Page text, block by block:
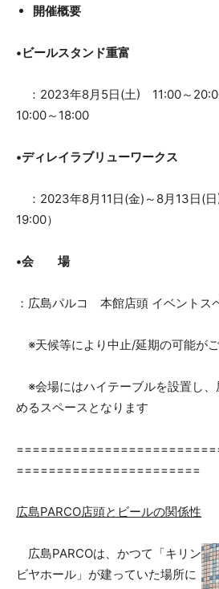
開催概要
•ビールスタンド重富
：2023年8月5日(土) 11:00～
10:00～18:00
•ディレイラブリューワークス
：2023年8月11日(金)～8月13日(
19:00）
•会 場
：広島パルコ 本館店頭 イベントス
※天候等により中止/延期の可能が
※会場にはハイテーブルを設置し、
めるスペースとなります
=======================
広島PARCO店頭とビールの関係性
広島PARCOは、かつて「キリン
ビヤホール」が建っていた場所に